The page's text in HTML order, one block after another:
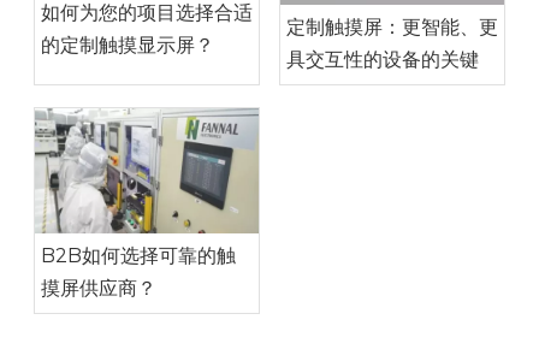
如何为您的项目选择合适
的定制触摸显示屏？
定制触摸屏：更智能、更
具交互性的设备的关键
B2B如何选择可靠的触
摸屏供应商？